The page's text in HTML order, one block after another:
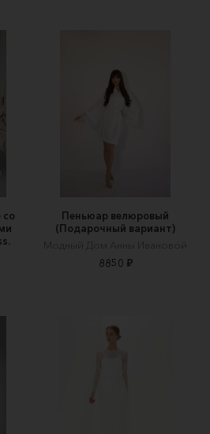
со
Пеньюар велюровый
(Подарочный вариант)
Модный Дом Анны Ивановой
8850 ₽